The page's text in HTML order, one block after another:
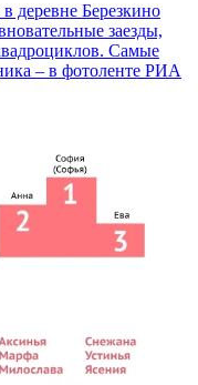
деревне Березкино
заезды,
Самые
– в фотоленте РИА